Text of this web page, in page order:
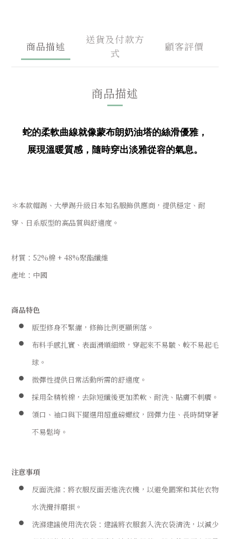
商品描述
送貨及付款方
式
顧客評價
商品描述
蛇的柔軟曲線就像蒙布朗奶油塔的絲滑優雅，
展現溫暖質感，隨時穿出淡雅從容的氣息。
＊本款帽踢、大學踢升級日本知名服飾供應商，提供穩定、耐
穿、日系版型的高品質與舒適度。
材質：52%棉 + 48%聚酯纖維
產地：中國
商品特色
版型修身不緊繃，修飾比例更顯俐落。
布料手感扎實、表面滑順細緻，穿起來不易皺、較不易起毛
球。
微彈性提供日常活動所需的舒適度。
採用全精梳棉，去除短纖後更加柔軟、耐洗、貼膚不刺癢。
領口、袖口與下擺選用超重磅螺紋，回彈力佳、長時間穿著
不易鬆垮。
注意事項
反面洗滌：將衣服反面丟進洗衣機，以避免圖案和其他衣物
水洗攪拌磨損。
洗滌建議使用洗衣袋：建議將衣服套入洗衣袋清洗，以減少